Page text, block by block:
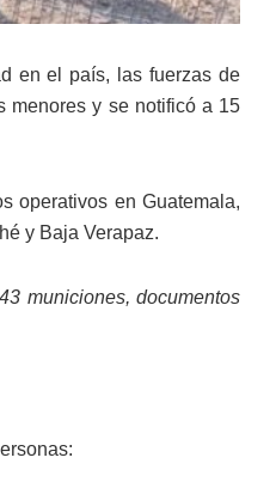
en el país, las fuerzas de
menores y se notificó a 15
operativos en Guatemala,
y Baja Verapaz.
municiones, documentos